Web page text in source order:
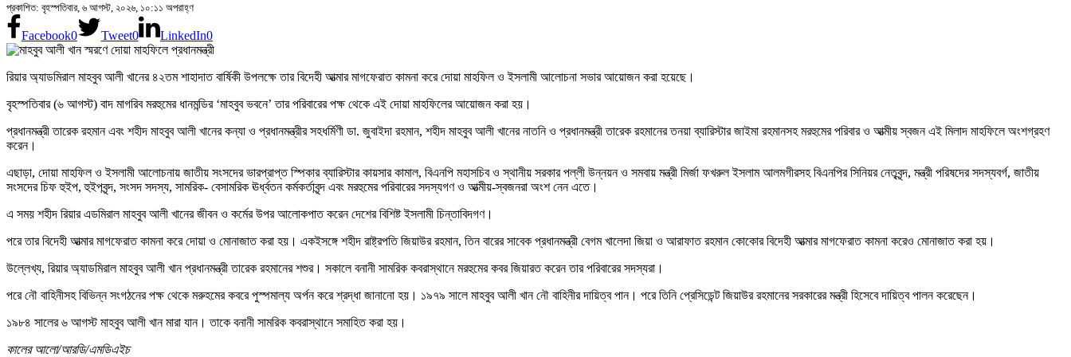
প্রকাশিত: বৃহস্পতিবার, ৬ আগস্ট, ২০২৬, ১০:১১ অপরাহ্ণ
Facebook0 Tweet0 LinkedIn0
রিয়ার অ্যাডমিরাল মাহবুব আলী খানের ৪২তম শাহাদাত বার্ষিকী উপলক্ষে তার বিদেহী আত্মার মাগফেরাত কামনা করে দোয়া মাহফিল ও ইসলামী আলোচনা সভার আয়োজন করা হয়েছে।
বৃহস্পতিবার (৬ আগস্ট) বাদ মাগরিব মরহুমের ধানমন্ডির ‘মাহবুব ভবনে’ তার পরিবারের পক্ষ থেকে এই দোয়া মাহফিলের আয়োজন করা হয়।
প্রধানমন্ত্রী তারেক রহমান এবং শহীদ মাহবুব আলী খানের কন্যা ও প্রধানমন্ত্রীর সহধর্মিণী ডা. জুবাইদা রহমান, শহীদ মাহবুব আলী খানের নাতনি ও প্রধানমন্ত্রী তারেক রহমানের তনয়া ব্যারিস্টার জাইমা রহমানসহ মরহুমের পরিবার ও আত্মীয় স্বজন এই মিলাদ মাহফিলে অংশগ্রহণ
করেন।
এছাড়া, দোয়া মাহফিল ও ইসলামী আলোচনায় জাতীয় সংসদের ভারপ্রাপ্ত স্পিকার ব্যারিস্টার কায়সার কামাল, বিএনপি মহাসচিব ও স্থানীয় সরকার পল্লী উন্নয়ন ও সমবায় মন্ত্রী মির্জা ফখরুল ইসলাম আলমগীরসহ বিএনপির সিনিয়র নেতৃবৃন্দ, মন্ত্রী পরিষদের সদস্যবর্গ, জাতীয়
সংসদের চিফ হুইপ, হুইপবৃন্দ, সংসদ সদস্য, সামরিক- বেসামরিক ঊর্ধ্বতন কর্মকর্তাবৃন্দ এবং মরহুমের পরিবারের সদস্যগণ ও আত্মীয়-স্বজনরা অংশ নেন এতে।
এ সময় শহীদ রিয়ার এডমিরাল মাহবুব আলী খানের জীবন ও কর্মের উপর আলোকপাত করেন দেশের বিশিষ্ট ইসলামী চিন্তাবিদগণ।
পরে তার বিদেহী আত্মার মাগফেরাত কামনা করে দোয়া ও মোনাজাত করা হয়। একইসঙ্গে শহীদ রাষ্ট্রপতি জিয়াউর রহমান, তিন বারের সাবেক প্রধানমন্ত্রী বেগম খালেদা জিয়া ও আরাফাত রহমান কোকোর বিদেহী আত্মার মাগফেরাত কামনা করেও মোনাজাত করা হয়।
উল্লেখ্য, রিয়ার অ্যাডমিরাল মাহবুব আলী খান প্রধানমন্ত্রী তারেক রহমানের শশুর। সকালে বনানী সামরিক কবরাস্থানে মরহুমের কবর জিয়ারত করেন তার পরিবারের সদস্যরা।
পরে নৌ বাহিনীসহ বিভিন্ন সংগঠনের পক্ষ থেকে মরুহমের কবরে পুস্পমাল্য অর্পন করে শ্রদ্ধা জানানো হয়। ১৯৭৯ সালে মাহবুব আলী খান নৌ বাহিনীর দায়িত্ব পান। পরে তিনি প্রেসিডেন্ট জিয়াউর রহমানের সরকারের মন্ত্রী হিসেবে দায়িত্ব পালন করেছেন।
১৯৮৪ সালের ৬ আগস্ট মাহবুব আলী খান মারা যান। তাকে বনানী সামরিক কবরাস্থানে সমাহিত করা হয়।
কালের আলো/আরডি/এমডিএইচ